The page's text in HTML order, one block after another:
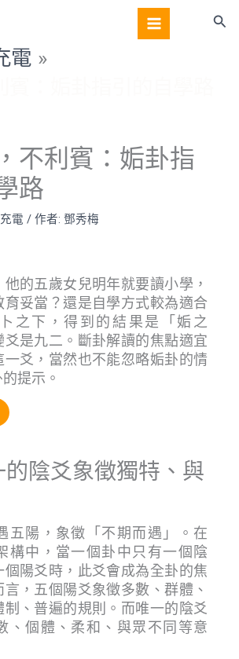
搜
電
不利賓：姤卦指
路
電 / 作者: 鄧秀梅
的五歲女兒明年就要讀小學，
育妥當？還是自學方式較為適合
之下，得到的結果是「姤之
爻是九二。斷卦解讀的焦點適宜
一爻，當然也不能忽略姤卦的情
提示。
的陰爻象徵獨特、與
五陽，象徵「不期而遇」。在
構中，當一個卦中只有一個陰
個陽爻時，此爻會成為全卦的焦
，五個陽爻象徵多數、群體、
制、普遍的規則。而唯一的陰爻
、個體、柔和、與眾不同等意